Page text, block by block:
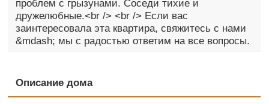
проблем с грызунами. Соседи тихие и
дружелюбные.<br /> <br /> Если вас
заинтересовала эта квартира, свяжитесь с нами
&mdash; мы с радостью ответим на все вопросы.
Описание дома